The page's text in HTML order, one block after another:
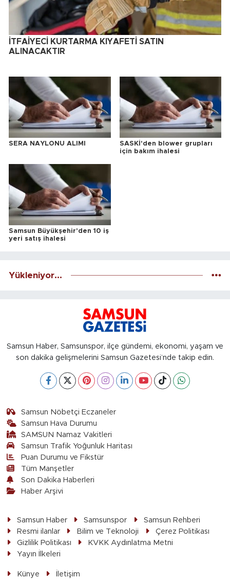
İTFAİYECİ KURTARMA KIYAFETİ SATIN
ALINACAKTIR
SERA NAYLONU ALIMI
SASKİ'den blower grupları
için bakım ihalesi
Samsun Büyükşehir'den 10 iş
yeri satış ihalesi
Yükleniyor...
Samsun Haber, Samsunspor, ilçe gündemi, ekonomi, yaşam ve
son dakika gelişmelerini Samsun Gazetesi’nde takip edin.
Samsun Nöbetçi Eczaneler
Samsun Hava Durumu
SAMSUN Namaz Vakitleri
Samsun Trafik Yoğunluk Haritası
Puan Durumu ve Fikstür
Tüm Manşetler
Son Dakika Haberleri
Haber Arşivi
Samsun Haber Samsunspor
Samsun Rehberi
Resmi ilanlar
Bilim ve Teknoloji
Çerez Politikası
Gizlilik Politikası
KVKK Aydınlatma Metni
Yayın İlkeleri
Künye İletişim